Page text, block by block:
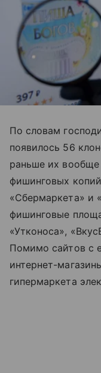
По словам
появилось 56
раньше их
фишинговых
«Сбермаркета» и
фишинговые
«Утконоса»,
Помимо сайтов с
интернет-
гипермаркета